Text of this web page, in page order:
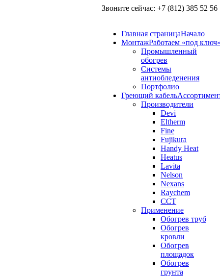
Звоните сейчас: +7 (812) 385 52 56
Главная страницаНачало
МонтажРаботаем «под ключ»
Промышленный
обогрев
Системы
антиобледенения
Портфолио
Греющий кабель
Производители
Devi
Eltherm
Fine
Fujikura
Handy Heat
Heatus
Lavita
Nelson
Nexans
Raychem
ССТ
Применение
Обогрев труб
Обогрев
кровли
Обогрев
площадок
Обогрев
грунта